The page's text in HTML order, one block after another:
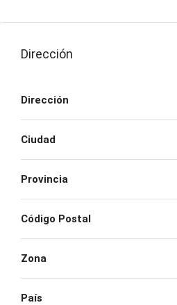
Dirección
Dirección
Ciudad
Provincia
Código Postal
Zona
País